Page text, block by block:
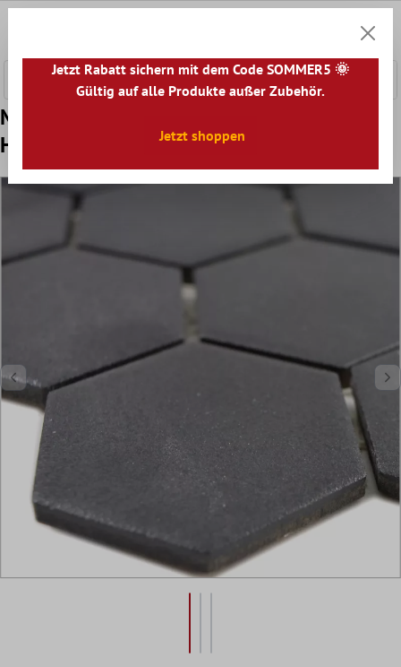
Muster von Keramikmosaik Bismarck R10B
Hexagon Schwarz H51
Jetzt Rabatt sichern mit dem Code SOMMER5 🌞
Gültig auf alle Produkte außer Zubehör.
Jetzt shoppen